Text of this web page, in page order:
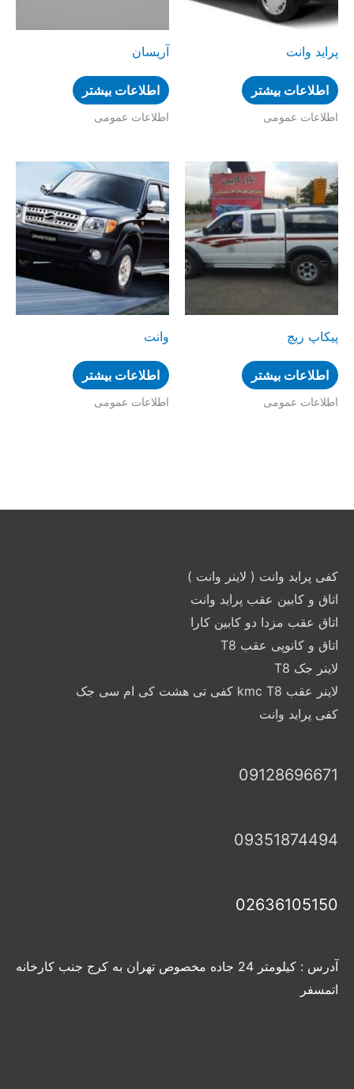
پراید وانت
اطلاعات بیشتر
اطلاعات عمومی
آریسان
اطلاعات بیشتر
اطلاعات عمومی
پیکاپ ریچ
اطلاعات بیشتر
اطلاعات عمومی
وانت
اطلاعات بیشتر
اطلاعات عمومی
کفی پراید وانت ( لاینر وانت )
اتاق و کابین عقب پراید وانت
اتاق عقب مزدا دو کابین کارا
اتاق و کانوپی عقب T8
لاینر جک T8
لاینر عقب kmc T8 کفی تی هشت کی ام سی جک
کفی پراید وانت
09128696671
09351874494
02636105150
آدرس : کیلومتر 24 جاده مخصوص تهران به کرج جنب کارخانه
اتمسفر